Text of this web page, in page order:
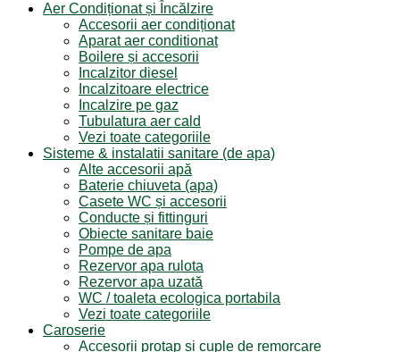
Aer Condiționat și Încălzire
Accesorii aer condiționat
Aparat aer conditionat
Boilere și accesorii
Incalzitor diesel
Incalzitoare electrice
Incalzire pe gaz
Tubulatura aer cald
Vezi toate categoriile
Sisteme & instalatii sanitare (de apa)
Alte accesorii apă
Baterie chiuveta (apa)
Casete WC și accesorii
Conducte și fittinguri
Obiecte sanitare baie
Pompe de apa
Rezervor apa rulota
Rezervor apa uzată
WC / toaleta ecologica portabila
Vezi toate categoriile
Caroserie
Accesorii proțap și cuple de remorcare